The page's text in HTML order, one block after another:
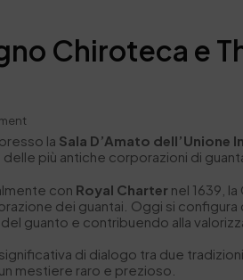
Chiroteca e
, presso la Sala D’Amato dell’Unione
delle più antiche corporazioni di
con Royal Charter nel 1639,
dei guantai. Oggi si
guanto e contribuendo alla
di dialogo tra due
mestiere raro e prezioso.